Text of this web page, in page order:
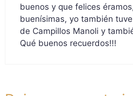
buenos y que felices
buenísimas, yo también
de Campillos Manoli y
Qué buenos recuerdos!!!